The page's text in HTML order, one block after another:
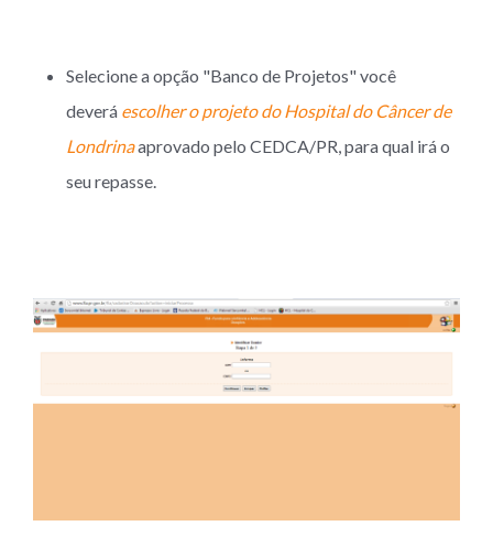
Selecione a opção "Banco de Projetos" você
deverá escolher o projeto do Hospital do Câncer de
Londrinaaprovado pelo CEDCA/PR, para qual irá o
seu repasse.